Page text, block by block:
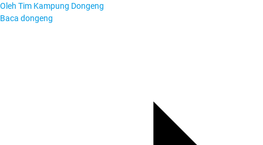
Oleh Tim Kampung Dongeng
Baca dongeng